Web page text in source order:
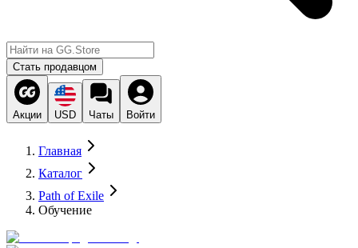
Стать продавцом
Акции USD Чаты Войти
Главная
Каталог
Path of Exile
Обучение